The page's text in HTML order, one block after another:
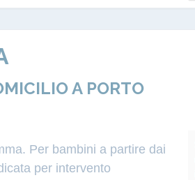
A PORTO
Per bambini a partire dai
per intervento